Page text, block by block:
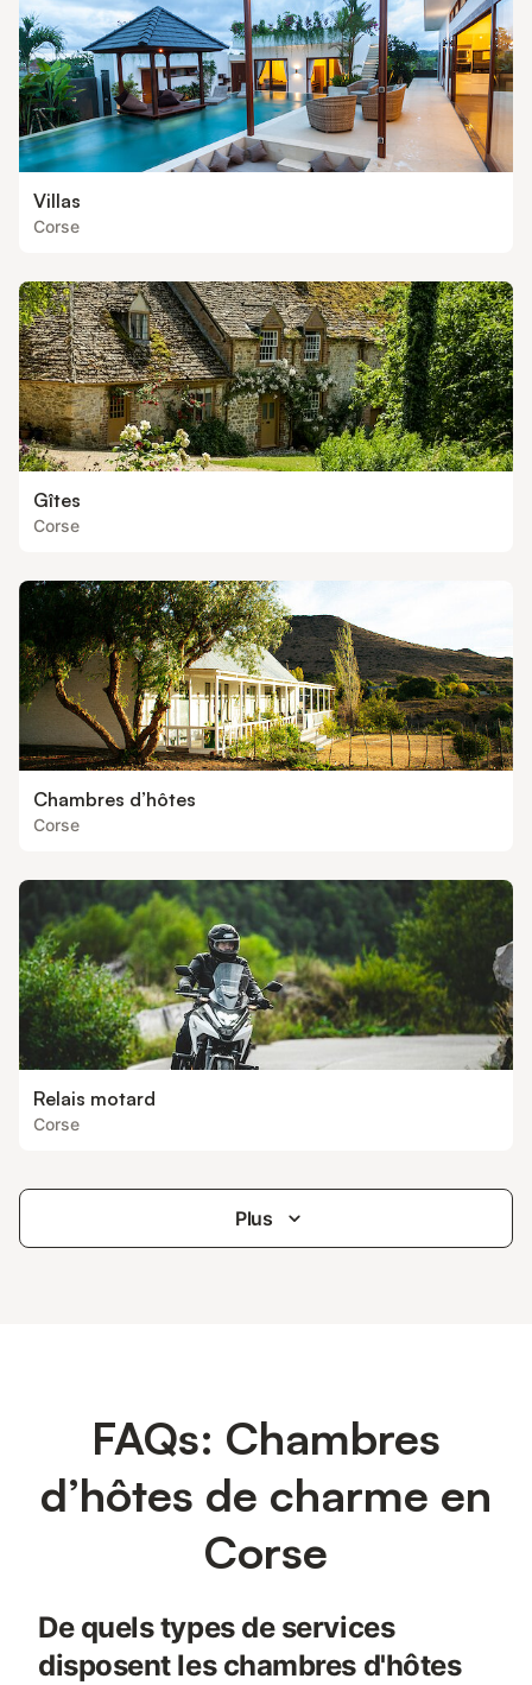
Villas
Corse
Gîtes
Corse
Chambres d’hôtes
Corse
Relais motard
Corse
Plus
FAQs: Chambres
d’hôtes de charme en
Corse
De quels types de services
disposent les chambres d'hôtes